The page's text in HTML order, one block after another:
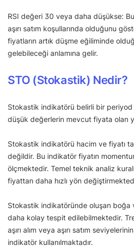
RSI değeri 30 veya daha düşükse:
aşırı satım koşullarında olduğunu
fiyatların artık düşme eğiliminde
gelebileceği anlamına gelir.
STO (Stokastik) Nedir?
Stokastik indikatörü belirli bir
düşük değerlerin mevcut fiyata olan
Stokastik indikatörü hacim ve fiyatı
değildir. Bu indikatör fiyatın
ölçmektedir. Temel teknik analiz
fiyattan daha hızlı yön
Stokastik indikatöründe oluşan boğa
daha kolay tespit edilebilmektedir.
aşırı alım veya aşırı satım
indikatör kullanılmaktadır.